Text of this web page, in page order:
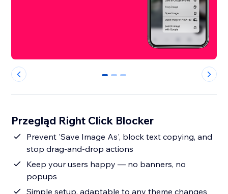
0 1 2
Przegląd Right Click Blocker
Prevent 'Save Image As', block text copying, and
stop drag-and-drop actions
Keep your users happy — no banners, no
popups
Simple setup, adaptable to any theme changes